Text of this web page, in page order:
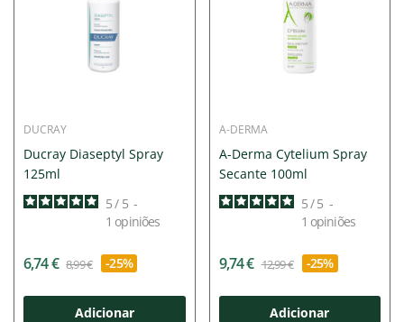
DUCRAY
Ducray Diaseptyl Spray
125ml
5/ 5 -
1 opiniões
6,74 € 8,99 € -25%
Adicionar
A-DERMA
A-Derma Cytelium Spray
Secante 100ml
5/ 5 -
1 opiniões
9,74 € 12,99 € -25%
Adicionar